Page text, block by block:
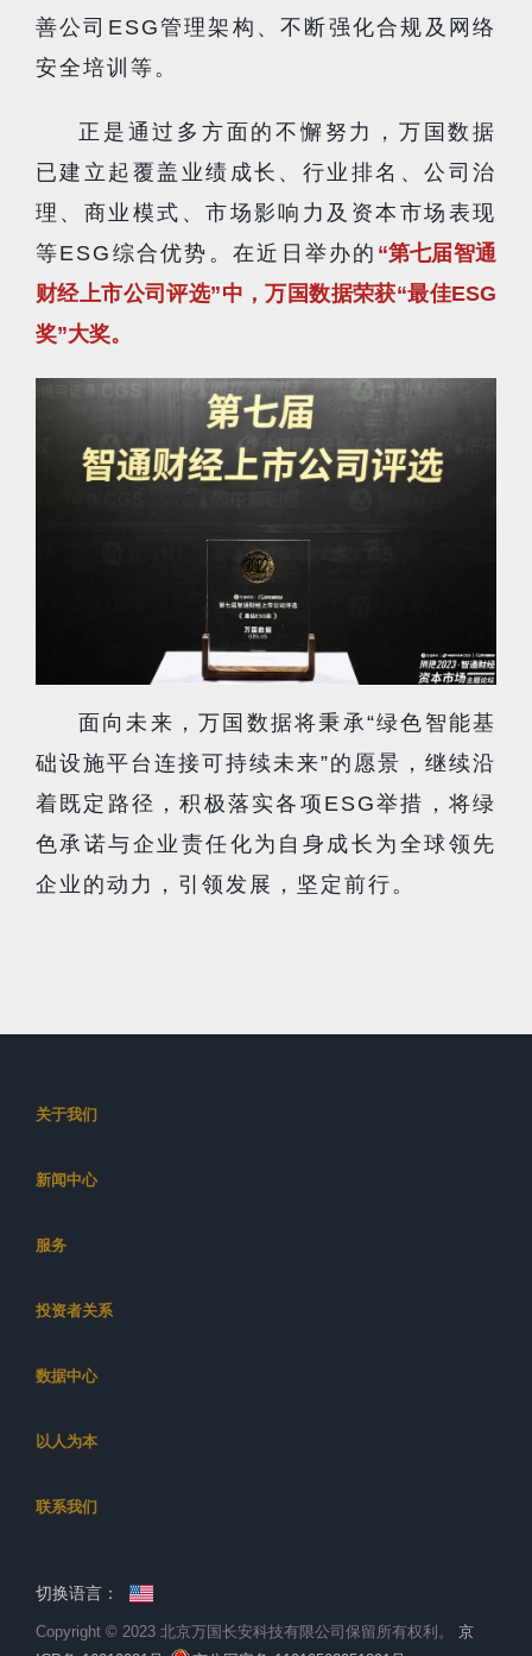
善公司ESG管理架构、不断强化合规及网络
安全培训等。
正是通过多方面的不懈努力，万国数据
已建立起覆盖业绩成长、行业排名、公司治
理、商业模式、市场影响力及资本市场表现
等ESG综合优势。在近日举办的 “第七届智通
财经上市公司评选”中，万国数据荣获“最佳ESG
奖”大奖。
面向未来，万国数据将秉承“绿色智能基
础设施平台连接可持续未来”的愿景，继续沿
着既定路径，积极落实各项ESG举措，将绿
色承诺与企业责任化为自身成长为全球领先
企业的动力，引领发展，坚定前行。
关于我们
新闻中心
服务
投资者关系
数据中心
以人为本
联系我们
切换语言：
Copyright © 2023 北京万国长安科技有限公司保留所有权利。 京